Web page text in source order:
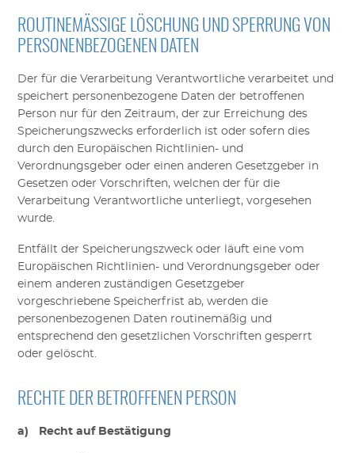
ROUTINEMÄSSIGE LÖSCHUNG UND SPERRUNG VON P
ERSONENBEZOGENEN DATEN
Der für die Verarbeitung Verantwortliche verarbeitet und
speichert personenbezogene Daten der betroffenen
Person nur für den Zeitraum, der zur Erreichung des
Speicherungszwecks erforderlich ist oder sofern dies
durch den Europäischen Richtlinien- und
Verordnungsgeber oder einen anderen Gesetzgeber in
Gesetzen oder Vorschriften, welchen der für die
Verarbeitung Verantwortliche unterliegt, vorgesehen
wurde.
Entfällt der Speicherungszweck oder läuft eine vom
Europäischen Richtlinien- und Verordnungsgeber oder
einem anderen zuständigen Gesetzgeber
vorgeschriebene Speicherfrist ab, werden die
personenbezogenen Daten routinemäßig und
entsprechend den gesetzlichen Vorschriften gesperrt
oder gelöscht.
RECHTE DER BETROFFENEN PERSON
a) Recht auf Bestätigung